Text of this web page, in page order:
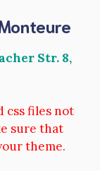
Str. 8,
css files not
sure that
theme.